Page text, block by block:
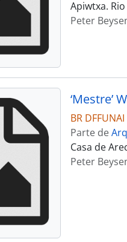
Apiwtxa.
Peter
BR
Parte de
Casa de
Peter